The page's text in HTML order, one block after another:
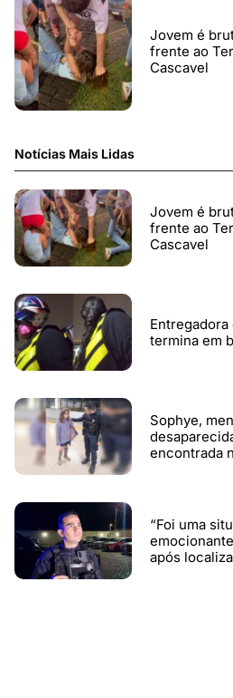
Jovem é
frente ao
Cascavel
Notícias Mais Lidas
Jovem é
frente ao
Cascavel
Entregadora
termina em
Sophye,
encontrada
“Foi uma
após